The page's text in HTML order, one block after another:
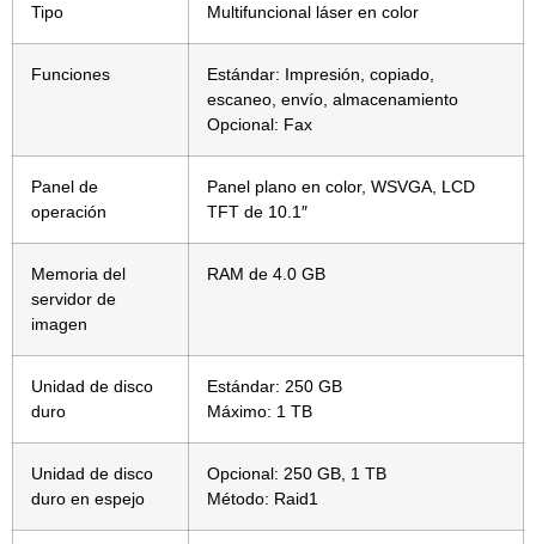
Tipo Multifuncional láser en color
Funciones
Estándar: Impresión, copiado,
escaneo, envío, almacenamiento
Opcional: Fax
Panel de
operación
Panel plano en color, WSVGA, LCD
TFT de 10.1″
Memoria del
servidor de
imagen
RAM de 4.0 GB
Unidad de disco
duro
Estándar: 250 GB
Máximo: 1 TB
Unidad de disco
duro en espejo
Opcional: 250 GB, 1 TB
Método: Raid1